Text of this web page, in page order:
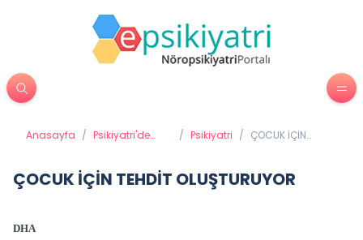
Anasayfa / Psikiyatri'de
/ Psikiyatri / ÇOCUK İÇİN
ÇOCUK İÇİN TEHDİT OLUŞTURUYOR
DHA